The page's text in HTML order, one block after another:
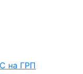
на ГРП